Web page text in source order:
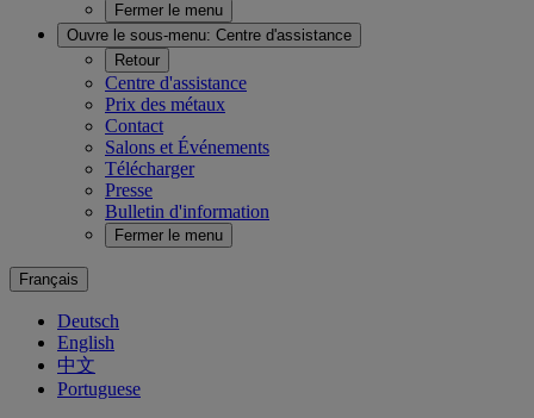
Fermer le menu
Ouvre le sous-menu: Centre d'assistance
Retour
Centre d'assistance
Prix des métaux
Contact
Salons et Événements
Télécharger
Presse
Bulletin d'information
Fermer le menu
Français
Deutsch
English
中文
Portuguese